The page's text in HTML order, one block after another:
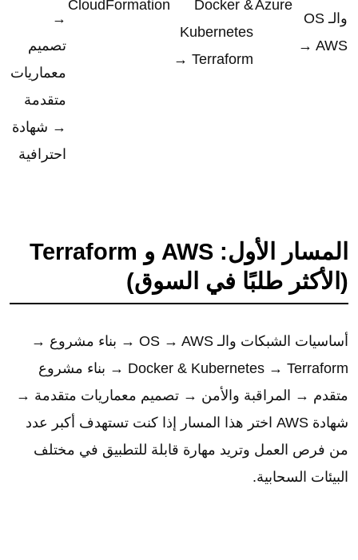
والـ OS
→ AWS
Azure
Docker &
Kubernetes
→ Terraform
CloudFormation
→
تصميم
معماريات
متقدمة
→ شهادة
احترافية
المسار الأول: AWS و Terraform
(الأكثر طلبًا في السوق)
أساسيات الشبكات والـ OS → AWS → بناء مشروع →
Docker & Kubernetes → Terraform → بناء مشروع
متقدم → المراقبة والأمن → تصميم معماريات متقدمة →
شهادة AWS اختر هذا المسار إذا كنت تستهدف أكبر عدد
من فرص العمل وتريد مهارة قابلة للتطبيق في مختلف
البيئات السحابية.